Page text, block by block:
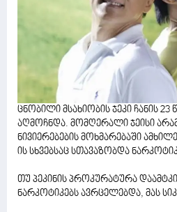
ცნობილი მსახიობის ჯეკი ჩანის 23
აღმოჩნდა. მომღერალი ჯეისი
ნივიერებების მოხმარებაში
ის სხვებსაც სთავაზობდა
თუ პეკინის პროკურატურა
ნარკოტიკებს ავრცელებდა, მას